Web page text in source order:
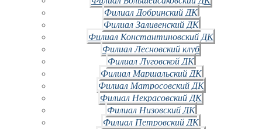
Филиал Добринский ДК
Филиал Заливенский ДК
Филиал Константиновский ДК
Филиал Лесновский клуб
Филиал Луговской ДК
Филиал Маршальский ДК
Филиал Матросовский ДК
Филиал Некрасовский ДК
Филиал Низовский ДК
Филиал Петровский ДК